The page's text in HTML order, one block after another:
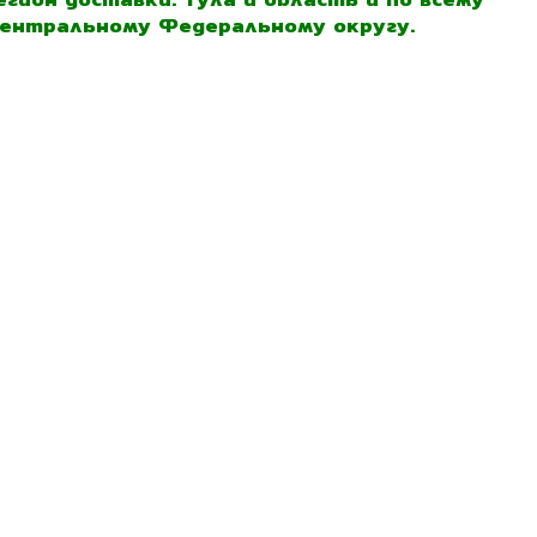
Федеральному округу.